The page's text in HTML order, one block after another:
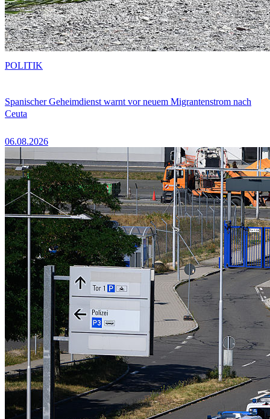
Spanischer Geheimdienst warnt vor neuem Migrantenstrom nach
Ceuta
06.08.2026
POLITIK